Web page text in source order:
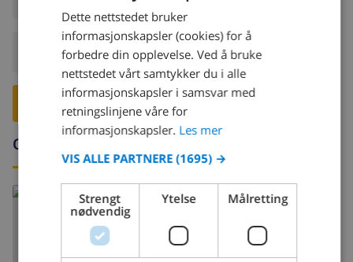
Avreise:Før: 10:00
RESERVER DENNE VILLAEN ›
Omgivelser
FRENCH
SPANISH
GERMAN
DANISH
NORWEGIAN
Dette nettstedet bruker
informasjonskapsler (cookies) for å
forbedre din opplevelse. Ved å bruke
nettstedet vårt samtykker du i alle
informasjonskapsler i samsvar med
retningslinjene våre for
informasjonskapsler. Les mer
VIS ALLE PARTNERE (1695) →
Strengt
nødvendig
Ytelse Målretting